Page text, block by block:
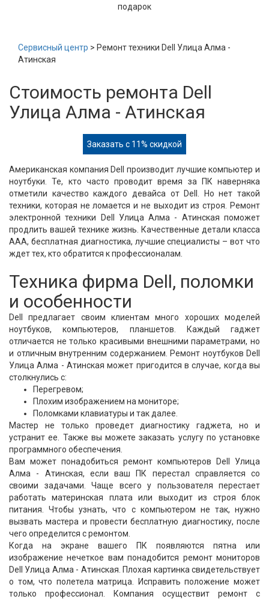
подарок
Сервисный центр > Ремонт техники Dell Улица Алма -
Атинская
Стоимость ремонта Dell
Улица Алма - Атинская
Заказать с 11% скидкой
Американская компания Dell производит лучшие компьютер и
ноутбуки. Те, кто часто проводит время за ПК наверняка
отметили качество каждого девайса от Dell. Но нет такой
техники, которая не ломается и не выходит из строя. Ремонт
электронной техники Dell Улица Алма - Атинская поможет
продлить вашей технике жизнь. Качественные детали класса
ААА, бесплатная диагностика, лучшие специалисты – вот что
ждет тех, кто обратится к профессионалам.
Техника фирма Dell, поломки
и особенности
Dell предлагает своим клиентам много хороших моделей
ноутбуков, компьютеров, планшетов. Каждый гаджет
отличается не только красивыми внешними параметрами, но
и отличным внутренним содержанием. Ремонт ноутбуков Dell
Улица Алма - Атинская может пригодится в случае, когда вы
столкнулись с:
Перегревом;
Плохим изображением на мониторе;
Поломками клавиатуры и так далее.
Мастер не только проведет диагностику гаджета, но и
устранит ее. Также вы можете заказать услугу по установке
программного обеспечения.
Вам может понадобиться ремонт компьютеров Dell Улица
Алма - Атинская, если ваш ПК перестал справляется со
своими задачами. Чаще всего у пользователя перестает
работать материнская плата или выходит из строя блок
питания. Чтобы узнать, что с компьютером не так, нужно
вызвать мастера и провести бесплатную диагностику, после
чего определится с ремонтом.
Когда на экране вашего ПК появляются пятна или
изображение нечеткое вам понадобится ремонт мониторов
Dell Улица Алма - Атинская. Плохая картинка свидетельствует
о том, что полетела матрица. Исправить положение может
только профессионал. Компания осуществит ремонт с